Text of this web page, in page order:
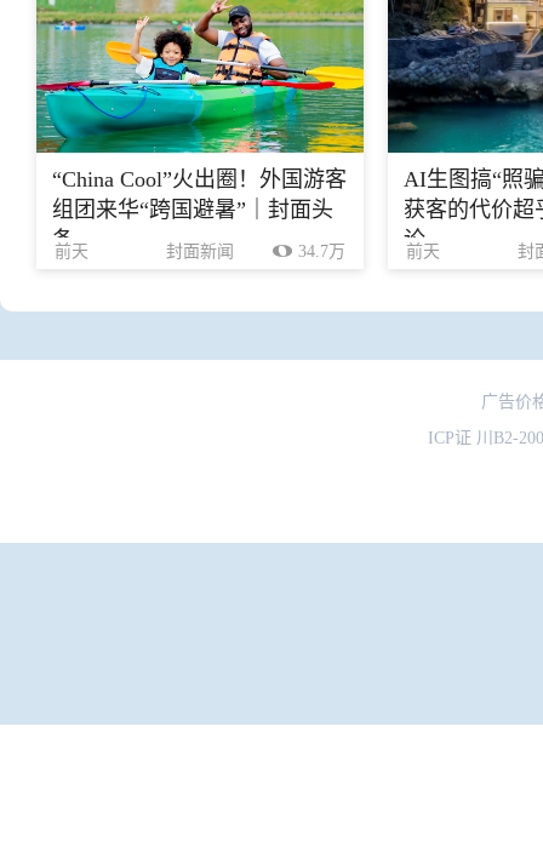
“China Cool”火出圈！外国游客
组团来华“跨国避暑”｜封面头
条
前天 封面新闻 34.7万
AI生图搞“照
获客的代价超
论
前天 封
广告价
ICP证 川B2-